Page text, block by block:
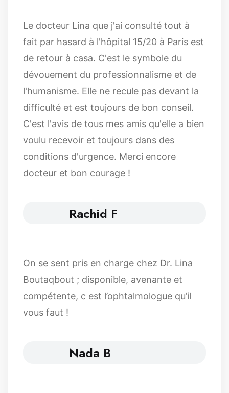
Le docteur Lina que j'ai consulté tout à
fait par hasard à l'hôpital 15/20 à Paris est
de retour à casa. C'est le symbole du
dévouement du professionnalisme et de
l'humanisme. Elle ne recule pas devant la
difficulté et est toujours de bon conseil.
C'est l'avis de tous mes amis qu'elle a bien
voulu recevoir et toujours dans des
conditions d'urgence. Merci encore
docteur et bon courage !
Rachid F
On se sent pris en charge chez Dr. Lina
Boutaqbout ; disponible, avenante et
compétente, c est l’ophtalmologue qu’il
vous faut !
Nada B